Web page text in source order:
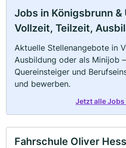
Jobs in Königsbrunn &
Vollzeit, Teilzeit,
Aktuelle Stellenangebote in
Ausbildung oder als Minijob
Quereinsteiger und
und bewerben.
Jetzt alle
Fahrschule Oliver